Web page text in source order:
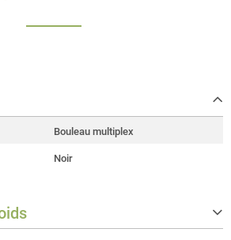
Bouleau multiplex
Noir